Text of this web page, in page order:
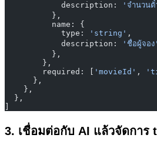
            description:
'จำนวนตั๋
          },
          name: {
            type:
'string' ,
            description:
'ชื่อผู้จอง'
          },
        },
        required: [
'movieId' ,
      },
    },
  },
3. เชื่อมต่อกับ AI แล้วจัดการ